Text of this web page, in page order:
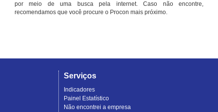
por meio de uma busca pela internet. Caso não encontre,
recomendamos que você procure o Procon mais próximo.
Serviços
Indicadores
Painel Estatístico
Não encontrei a empresa